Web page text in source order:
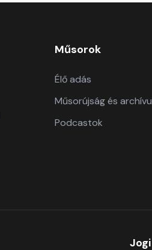
Műsorok
Élő adás
Műsorújság és
Podcastok